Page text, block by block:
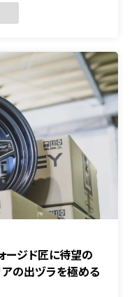
ージド匠に待望の
アの出ヅラを極める